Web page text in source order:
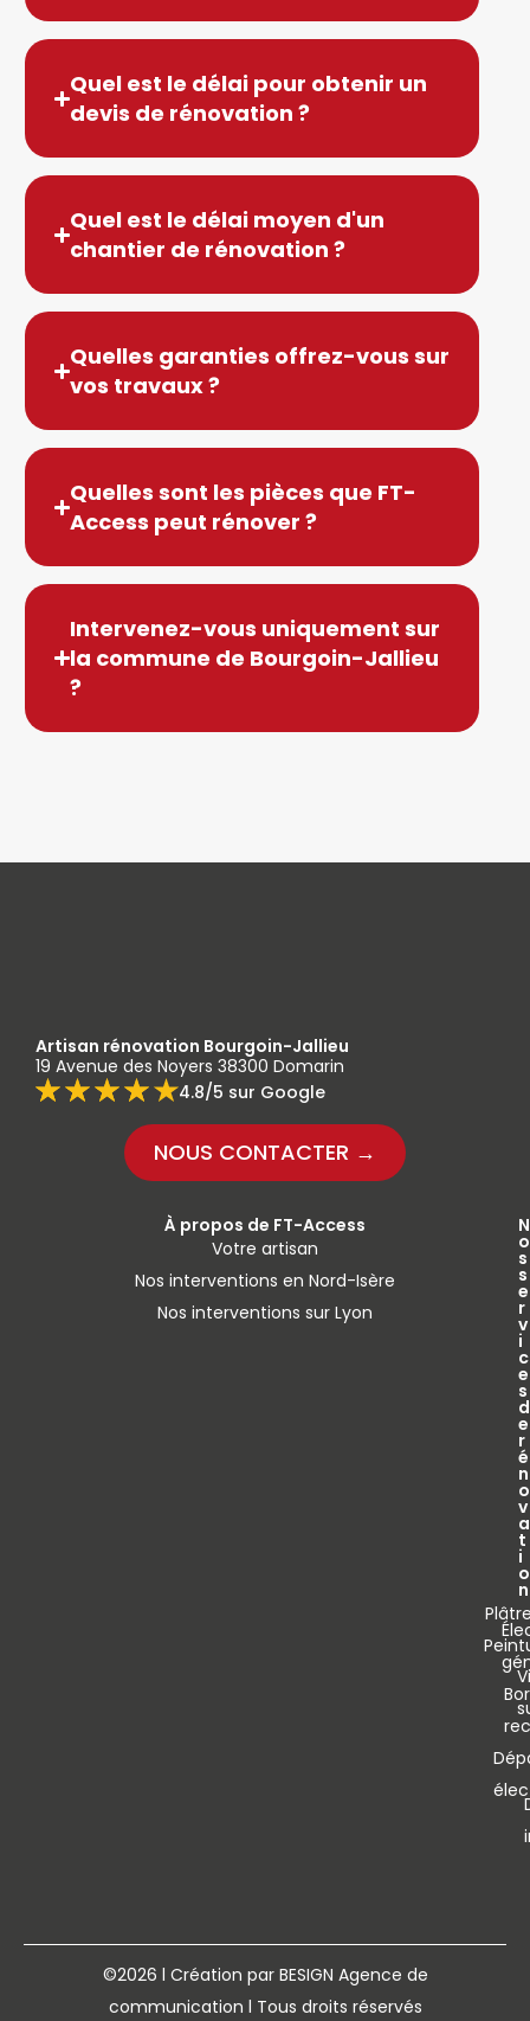
Quel est le délai pour obtenir un
devis de rénovation ?
Quel est le délai moyen d'un
chantier de rénovation ?
Quelles garanties offrez-vous sur
vos travaux ?
Quelles sont les pièces que FT-
Access peut rénover ?
Intervenez-vous uniquement sur
la commune de Bourgoin-Jallieu
?
Artisan rénovation Bourgoin-Jallieu
19 Avenue des Noyers 38300 Domarin
4.8/5 sur Google
NOUS CONTACTER →
À propos de FT-Access
Votre artisan
Nos interventions en Nord-Isère
Nos interventions sur Lyon
N
o
s
s
e
r
v
i
c
e
s
d
e
r
é
n
o
v
a
t
i
o
n
©2026 l Création par BESIGN Agence de
communication l Tous droits réservés